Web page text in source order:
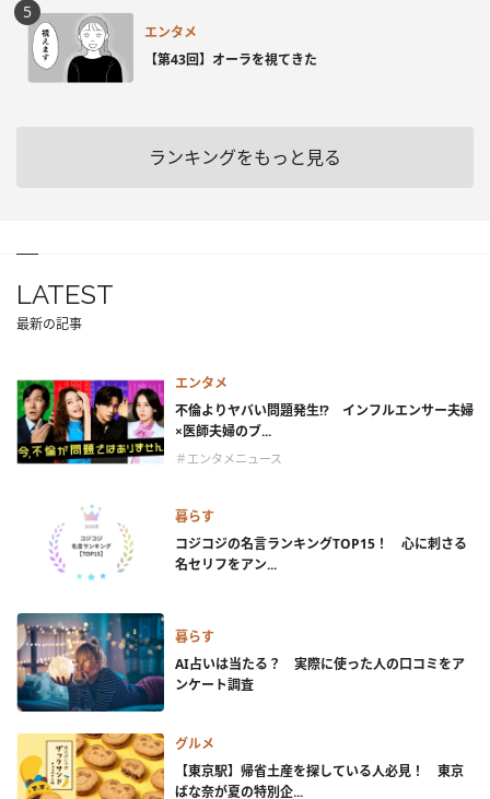
エンタメ
【第43回】オーラを視てきた
ランキングをもっと見る
LATEST
最新の記事
エンタメ
不倫よりヤバい問題発生!? インフルエンサー夫婦
×医師夫婦のブ...
＃エンタメニュース
暮らす
コジコジの名言ランキングTOP15！ 心に刺さる
名セリフをアン...
暮らす
AI占いは当たる？ 実際に使った人の口コミをア
ンケート調査
グルメ
【東京駅】帰省土産を探している人必見！ 東京
ばな奈が夏の特別企...